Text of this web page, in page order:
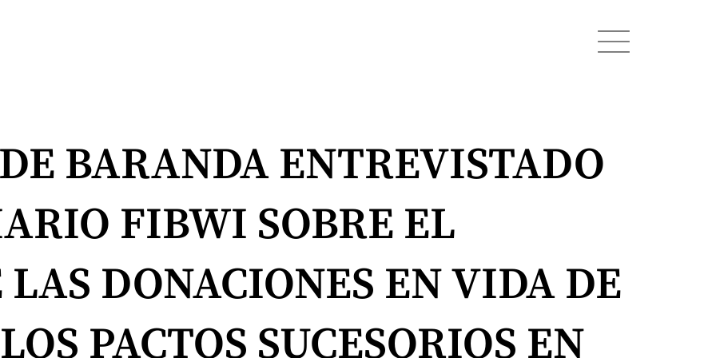
BARANDA ENTREVISTADO
FIBWI SOBRE EL
DONACIONES EN VIDA DE
PACTOS SUCESORIOS EN